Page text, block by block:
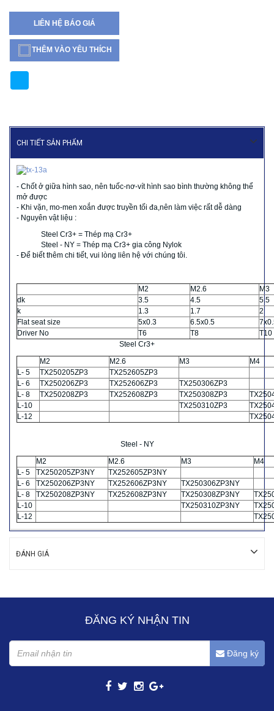
LIÊN HỆ BÁO GIÁ
THÊM VÀO YÊU THÍCH
CHI TIẾT SẢN PHẨM
- Chốt ở giữa hình sao, nên tuốc-nơ-vít hình sao bình thường không thể
mở được
- Khi vặn, mo-men xoắn được truyền tối đa,nên làm việc rất dễ dàng
- Nguyên vật liệu :
Steel Cr3+ = Thép mạ Cr3+
Steel - NY = Thép mạ Cr3+ gia công Nylok
- Để biết thêm chi tiết, vui lòng liên hệ với chúng tôi.
M2 M2.6
M3
dk
3.5 4.5
5.5
k
1.3 1.7
2
Flat seat size
5x0.3 6.5x0.5
Driver No
T6 T8
T10
Steel Cr3+
M2
M2.6 M3
M4
L- 5
TX250205ZP3
TX252605ZP3
L- 6
TX250206ZP3 TX252606ZP3
TX250306ZP3
L- 8
TX250208ZP3 TX252608ZP3 TX250308ZP3
L-10
TX250310ZP3
L-12
Steel - NY
M2
M2.6 M3
M4
L- 5
TX250205ZP3NY
TX252605ZP3NY
L- 6
TX250206ZP3NY TX252606ZP3NY
TX250306ZP3NY
L- 8
TX250208ZP3NY TX252608ZP3NY TX250308ZP3NY
L-10
TX250310ZP3NY
L-12
ĐÁNH GIÁ
ĐĂNG KÝ NHẬN TIN
Đăng ký